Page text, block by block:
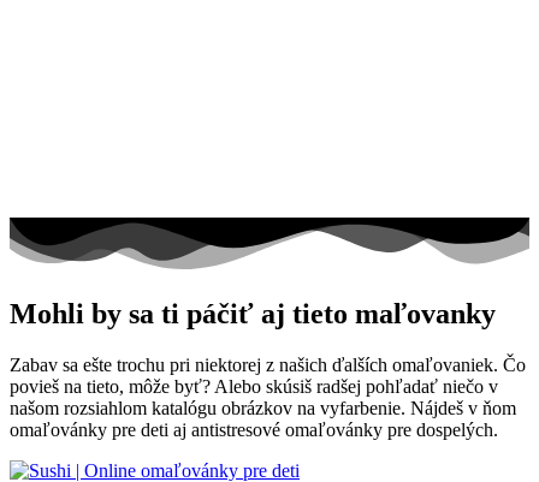
Mohli by sa ti páčiť aj tieto maľovanky
Zabav sa ešte trochu pri niektorej z našich ďalších omaľovaniek. Čo
povieš na tieto, môže byť? Alebo skúsiš radšej pohľadať niečo v
našom rozsiahlom katalógu obrázkov na vyfarbenie. Nájdeš v ňom
omaľovánky pre deti aj antistresové omaľovánky pre dospelých.